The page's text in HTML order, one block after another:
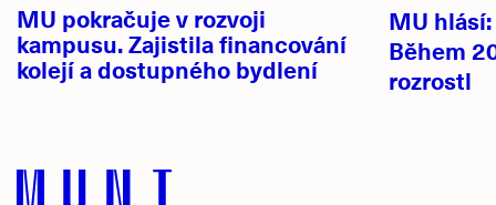
MU pokračuje v rozvoji
kampusu. Zajistila financování
kolejí a dostupného bydlení
MU
Během
rozrostl